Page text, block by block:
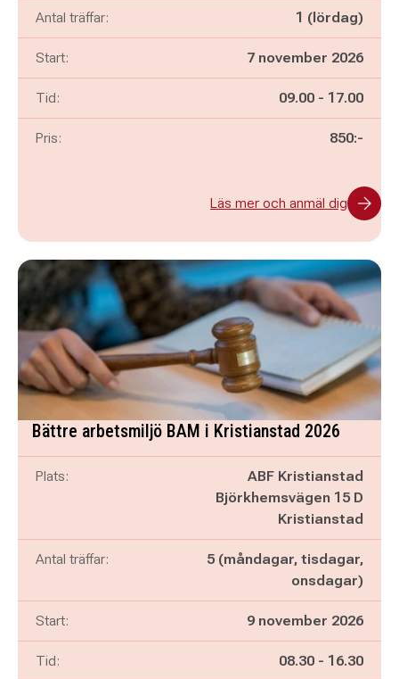
Antal träffar: 1 (lördag)
Start: 7 november 2026
Tid: Pågår mellan
09.00 - och
17.00
Pris: 850:-
Läs mer och anmäl dig
Bättre arbetsmiljö BAM i Kristianstad 2026
Plats:
ABF Kristianstad
Björkhemsvägen 15 D
Kristianstad
Antal träffar:
5 (måndagar, tisdagar,
onsdagar)
Start: 9 november 2026
Tid: Pågår mellan
08.30 - och
16.30